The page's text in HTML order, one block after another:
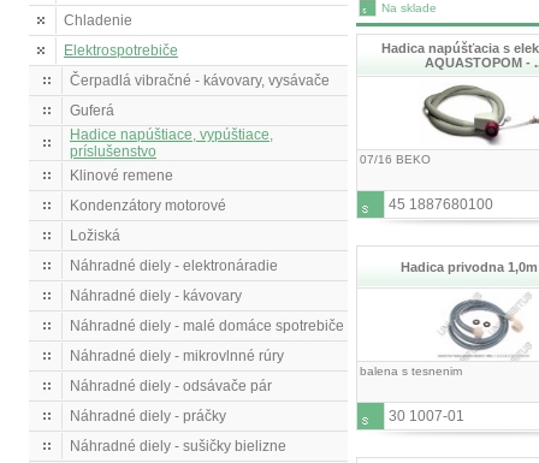
Chladenie
Elektrospotrebiče
Čerpadlá vibračné - kávovary, vysávače
Guferá
Hadice napúštiace, vypúštiace,
príslušenstvo
Klinové remene
Kondenzátory motorové
Ložiská
Náhradné diely - elektronáradie
Náhradné diely - kávovary
Náhradné diely - malé domáce spotrebiče
Náhradné diely - mikrovlnné rúry
Náhradné diely - odsávače pár
Náhradné diely - práčky
Náhradné diely - sušičky bielizne
Na sklade
Hadica napúšťacia s
AQUASTOPOM -
07/16 BEKO
45 1887680100
Hadica privodna
balena s tesnenim
30 1007-01